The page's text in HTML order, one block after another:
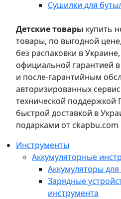
Сушилки для
Детские товары купить
товары, по выгодной
без распаковки в
официальной гарантией
и после-гарантийным
авторизированных
технической поддержкой
быстрой доставкой в
подарками от ckapbu.com
Инструменты
Аккумуляторные
Аккумуляторы
Зарядные
инструмента